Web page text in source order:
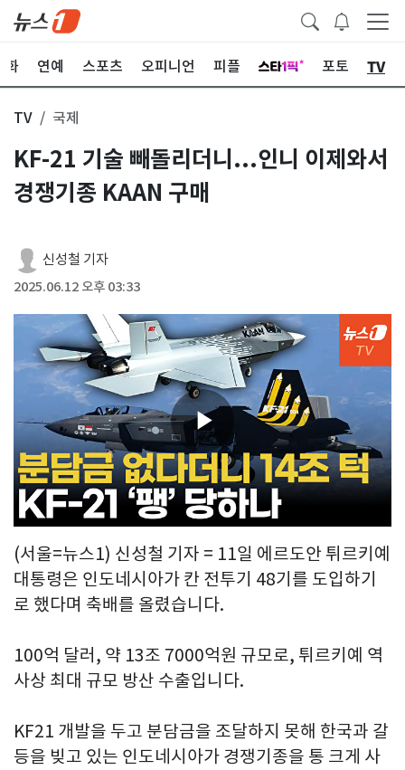
화 연예 스포츠 오피니언 피플 포토 TV
TV 국제
KF-21 기술 빼돌리더니...인니 이제와서
경쟁기종 KAAN 구매
신성철 기자
2025.06.12 오후 03:33
Play
Video
(서울=뉴스1) 신성철 기자 = 11일 에르도안 튀르키예
대통령은 인도네시아가 칸 전투기 48기를 도입하기
로 했다며 축배를 올렸습니다.
100억 달러, 약 13조 7000억원 규모로, 튀르키예 역
사상 최대 규모 방산 수출입니다.
KF21 개발을 두고 분담금을 조달하지 못해 한국과 갈
등을 빚고 있는 인도네시아가 경쟁기종을 통 크게 사